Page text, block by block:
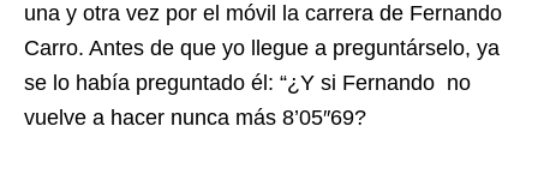
una y otra vez por el móvil la carrera de Fernando
Carro. Antes de que yo llegue a preguntárselo, ya
se lo había preguntado él: “¿Y si Fernando no
vuelve a hacer nunca más 8’05″69?